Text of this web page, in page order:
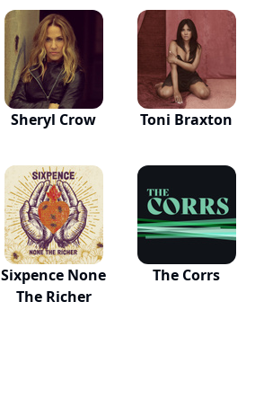
Sheryl Crow Toni Braxton
Sixpence None
The Richer
The Corrs